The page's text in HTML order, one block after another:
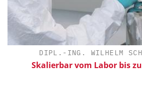
DIPL.-ING. WILHELM
Skalierbar vom Labor bis